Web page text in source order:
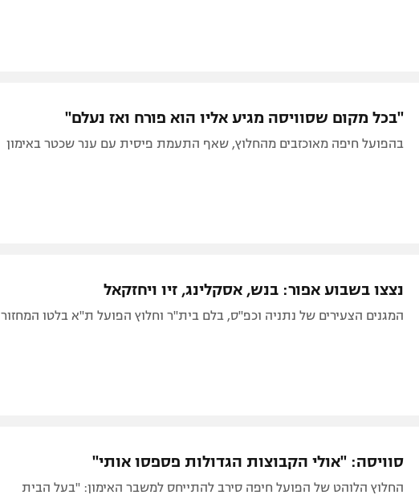
"בכל מקום שסוויסה מגיע אליו הוא פורח ואז נעלם"
בהפועל חיפה מאוכזבים מהחלוץ, שאף התעמת פיסית עם ענר שכטר באימון
נצצו בשבוע אפור: בנש, אסקלינג, זיו ויחזקאל
המגנים הצעירים של נתניה וכפ"ס, בלם בית"ר וחלוץ הפועל ת"א בלטו המחזור
סוויסה: "אולי הקבוצות הגדולות פספסו אותי"
החלוץ הלוהט של הפועל חיפה סירב להתייחס למשבר האימון: "בעל הבית